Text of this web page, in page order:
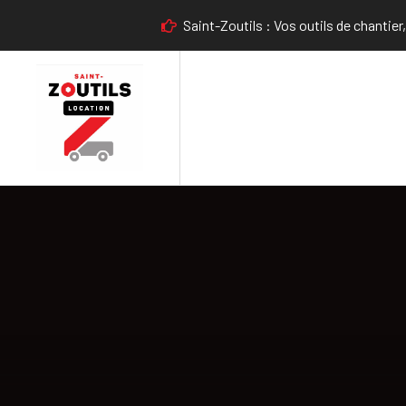
Saint-Zoutils : Vos outils de